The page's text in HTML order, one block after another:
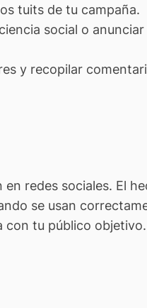
tuits de tu campaña.
social o
y recopilar
redes sociales. El
se usan
con tu público objetivo.